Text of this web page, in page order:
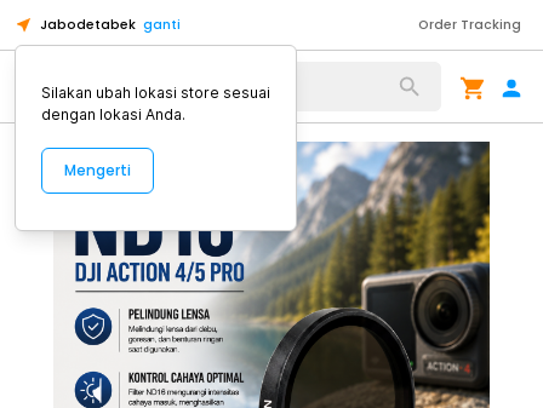
Jabodetabek ganti Order Tracking
Alat Kopi
Silakan ubah lokasi store sesuai
dengan lokasi Anda.
Mengerti